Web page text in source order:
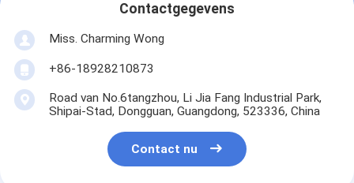
Contactgegevens
Miss. Charming Wong
+86-18928210873
Road van No.6tangzhou, Li Jia Fang Industrial Park,
Shipai-Stad, Dongguan, Guangdong, 523336, China
Contact nu